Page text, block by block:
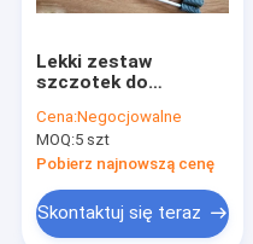
Lekki zestaw
szczotek do
Szczotka do
czyszczenia ściernic
z węglika boru
Cena:Negocjowalne
MOQ:5 szt
Pobierz najnowszą cenę
Skontaktuj się teraz